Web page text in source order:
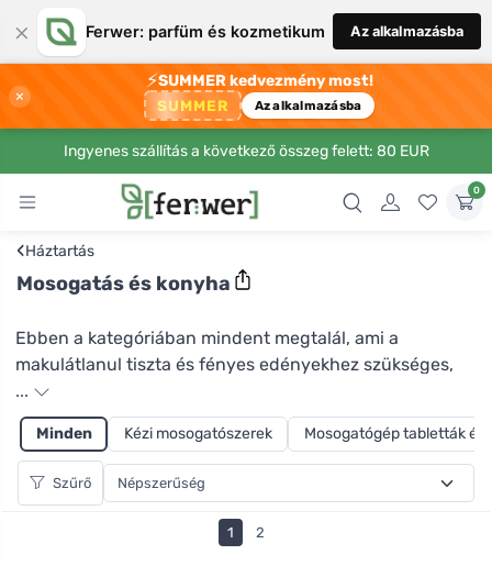
× Ferwer: parfüm és kozmetikum Az alkalmazásba
×
⚡SUMMER kedvezmény most!
SUMMER Az alkalmazásba
Ingyenes szállítás a következő összeg felett: 80 EUR
0
‹Háztartás
Mosogatás és konyha
Ebben a kategóriában mindent megtalál, ami a
makulátlanul tiszta és fényes edényekhez szükséges,
akár kézzel, akár mosogatógépben mosogat. A
megfelelő mosogatószerrel kímélheti a környezetet, az
egészségét és az idejét, de a vízfogyasztást is
csökkentheti. A Ferwerben számos termék közül
választhat, kipróbálhatja a különböző illatokat és
kiszereléseket. Léteznek kézi mosogatógélek, valamint
tabletták, sók és mosogatóporok.
...
Minden Kézi mosogatószerek Mosogatógép tabletták és
Szűrő
1 2